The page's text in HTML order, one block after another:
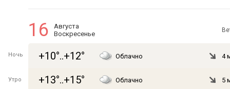
16
Августа
Воскресенье
Ночь +10°..+12° Облачно 4
Утро +13°..+15° Облачно 5